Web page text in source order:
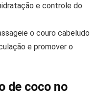
e controle do
o couro cabeludo
e promover o
de coco no